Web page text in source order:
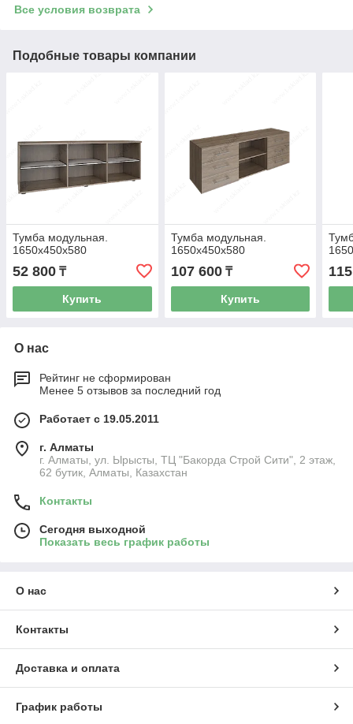
Все условия возврата
Подобные товары компании
Тумба модульная.
1650х450х580
52 800 ₸
Купить
Тумба модульная.
1650х450х580
107 600₸
Купить
О нас
Рейтинг не сформирован
Менее 5 отзывов за последний год
Работает с 19.05.2011
г. Алматы
г. Алматы, ул. Ырысты, ТЦ "Бакорда Строй Сити", 2 этаж,
62 бутик, Алматы, Казахстан
Контакты
Сегодня выходной
Показать весь график работы
О нас
Контакты
Доставка и оплата
График работы